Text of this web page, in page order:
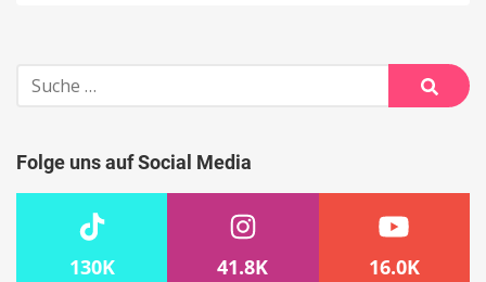
Suche
nach:
Suche
Folge uns auf Social Media
130K 41.8K 16.0K